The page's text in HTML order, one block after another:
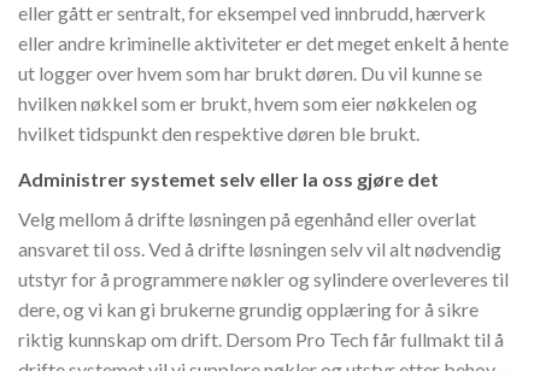
eller gått er sentralt, for eksempel ved innbrudd, hærverk
eller andre kriminelle aktiviteter er det meget enkelt å hente
ut logger over hvem som har brukt døren. Du vil kunne se
hvilken nøkkel som er brukt, hvem som eier nøkkelen og
hvilket tidspunkt den respektive døren ble brukt.
Administrer systemet selv eller la oss gjøre det
Velg mellom å drifte løsningen på egenhånd eller overlat
ansvaret til oss. Ved å drifte løsningen selv vil alt nødvendig
utstyr for å programmere nøkler og sylindere overleveres til
dere, og vi kan gi brukerne grundig opplæring for å sikre
riktig kunnskap om drift. Dersom Pro Tech får fullmakt til å